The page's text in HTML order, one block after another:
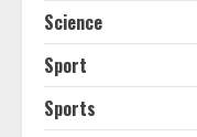
Science
Sport
Sports